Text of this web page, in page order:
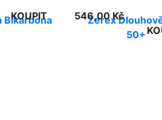
Bikarbona
KOUPIT
Zerex
50+
546,00 Kč